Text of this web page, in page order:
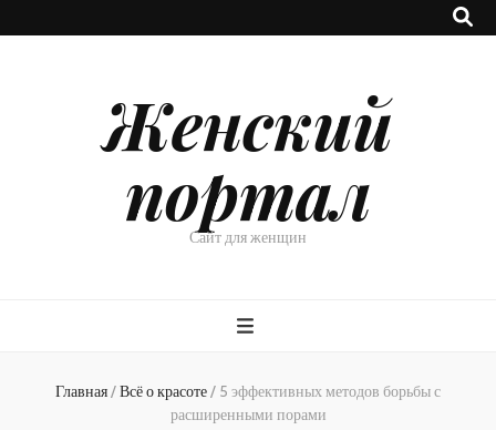
Женский
портал
Сайт для женщин
Главная/Всё о красоте/ 5 эффективных методов борьбы с
расширенными порами